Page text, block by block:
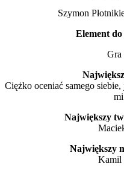
Szymon
Element
Gra
Ciężko oceniać samego
Największy
Największy
Kamil